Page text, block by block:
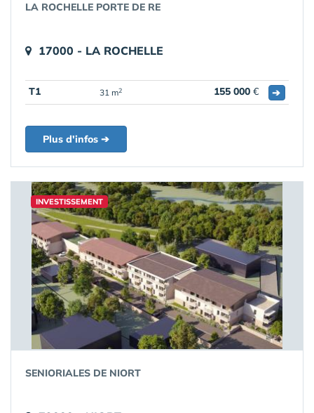
LA ROCHELLE PORTE DE RE
17000 - LA ROCHELLE
T1 31 m2 155 000 € ➔
Plus d'infos ➔
INVESTISSEMENT
SENIORIALES DE NIORT